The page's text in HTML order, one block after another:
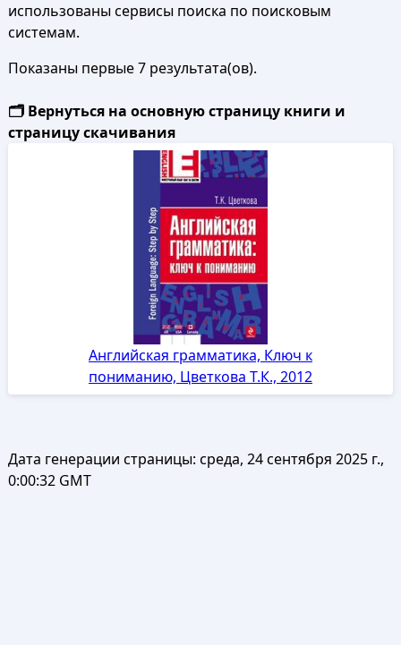
использованы сервисы поиска по поисковым
системам.
Показаны первые 7 результата(ов).
🗂️ Вернуться на основную страницу книги и
страницу скачивания
Английская грамматика, Ключ к
пониманию, Цветкова Т.К., 2012
Дата генерации страницы: среда, 24 сентября 2025 г.,
0:00:32 GMT